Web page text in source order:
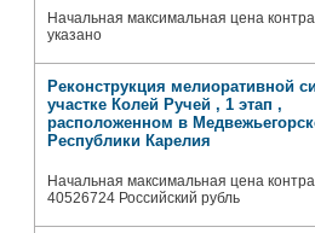
Начальная максимальная цена
указано
Реконструкция мелиоративной
участке Колей Ручей , 1 этап ,
расположенном в
Республики Карелия
Начальная максимальная цена
40526724 Российский рубль